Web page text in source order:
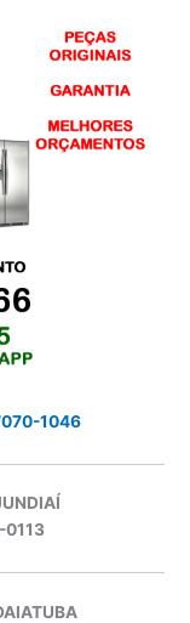
1046
0113